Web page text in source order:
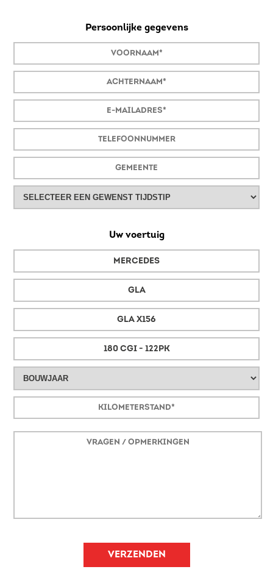
Persoonlijke gegevens
Uw voertuig
MERCEDES
GLA
GLA X156
180 CGI - 122PK
VERZENDEN